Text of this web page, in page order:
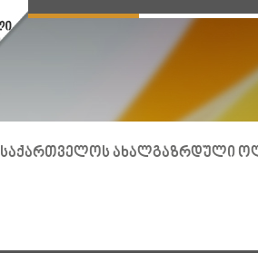
საქართველოს ახალგაზრდული